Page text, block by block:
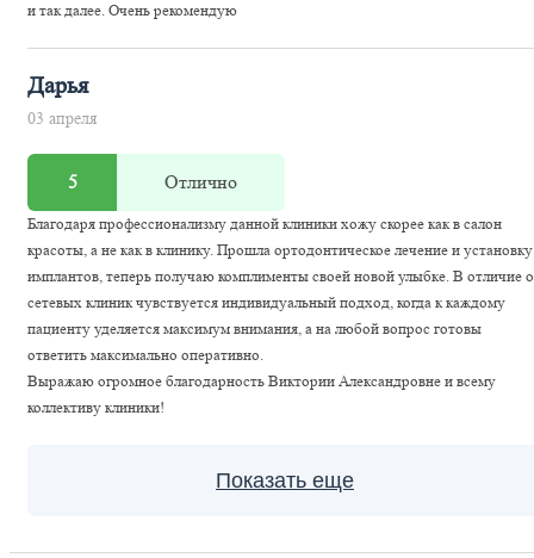
и так далее. Очень рекомендую
Дарья
03 апреля
5 Отлично
Благодаря профессионализму данной клиники хожу скорее как в салон
красоты, а не как в клинику. Прошла ортодонтическое лечение и установку
имплантов, теперь получаю комплименты своей новой улыбке. В отличие
сетевых клиник чувствуется индивидуальный подход, когда к каждому
пациенту уделяется максимум внимания, а на любой вопрос готовы
ответить максимально оперативно.
Выражаю огромное благодарность Виктории Александровне и всему
коллективу клиники!
Показать еще